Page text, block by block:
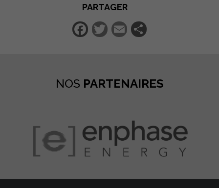
PARTAGER
Facebook
Twitter
Email
NOS PARTENAIRES